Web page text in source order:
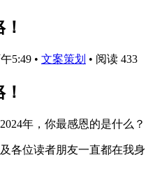
5:49 • 文案策划 • 阅读 433
年，你最感恩的是什么？
各位读者朋友一直都在我身